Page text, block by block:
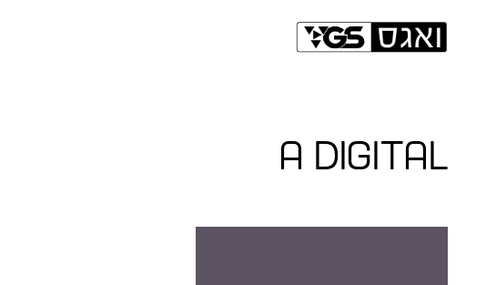
a digital